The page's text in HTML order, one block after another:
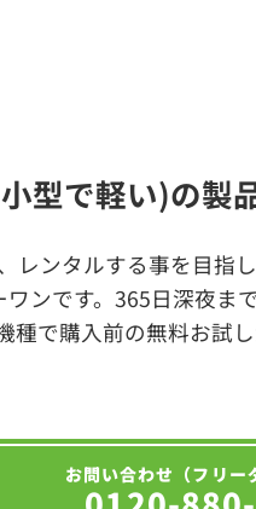
型で軽い)の製
レンタルする事を目指
ンです。365日深夜ま
で購入前の無料お試
お問い合わせ（フリー